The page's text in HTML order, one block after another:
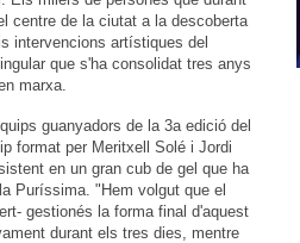
centre de la ciutat a la descoberta
intervencions artístiques del
que s'ha consolidat tres anys
marxa.
guanyadors de la 3a edició del
format per Meritxell Solé i Jordi
en un gran cub de gel que ha
Puríssima. "Hem volgut que el
gestionés la forma final d'aquest
durant els tres dies, mentre